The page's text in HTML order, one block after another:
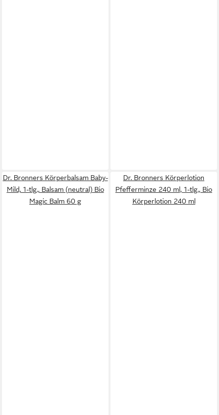
Dr. Bronners Körperbalsam Baby-
Mild, 1-tlg., Balsam (neutral) Bio
Magic Balm 60 g
Dr. Bronners Körperlotion
Pfefferminze 240 ml, 1-tlg., Bio
Körperlotion 240 ml